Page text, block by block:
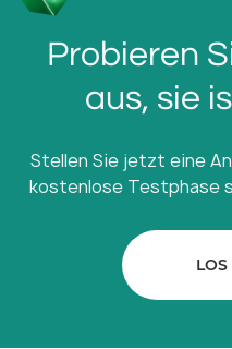
Probieren
aus, sie
Stellen Sie jetzt eine
kostenlose Testphase
LOS